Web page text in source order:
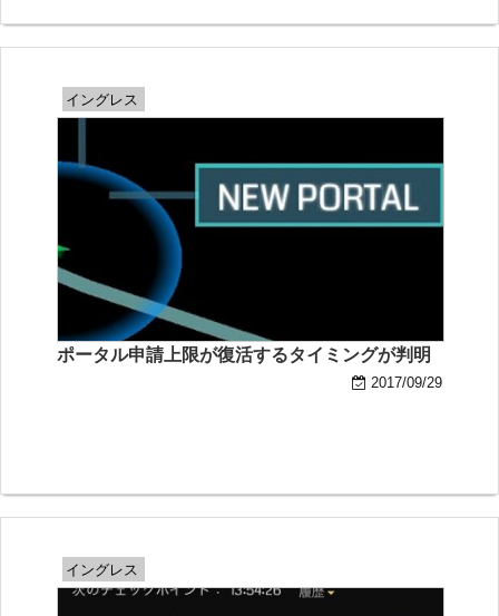
イングレス
ポータル申請上限が復活するタイミングが判明
2017/09/29
イングレス